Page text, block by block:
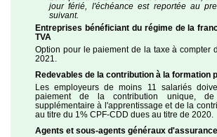
jour férié, l'échéance est reportée au
suivant.
Entreprises bénéficiant du régime de la
TVA
Option pour le paiement de la taxe à compter
2021.
Redevables de la contribution à la formation
Les employeurs de moins 11 salariés
paiement de la contribution unique, de
supplémentaire à l'apprentissage et de la
au titre du 1% CPF-CDD dues au titre de 2020.
Agents et sous-agents généraux